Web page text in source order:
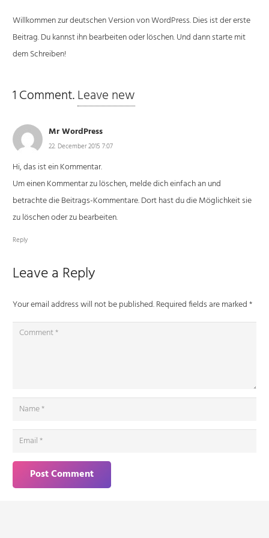
Willkommen zur deutschen Version von WordPress. Dies ist der erste
Beitrag. Du kannst ihn bearbeiten oder löschen. Und dann starte mit
dem Schreiben!
1 Comment.Leave new
Mr WordPress
22. December 2015 7:07
Hi, das ist ein Kommentar.
Um einen Kommentar zu löschen, melde dich einfach an und
betrachte die Beitrags-Kommentare. Dort hast du die Möglichkeit sie
zu löschen oder zu bearbeiten.
Reply
Leave a Reply
Your email address will not be published.Required fields are marked*
Post Comment